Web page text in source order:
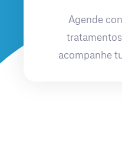
Agende
acompanhe